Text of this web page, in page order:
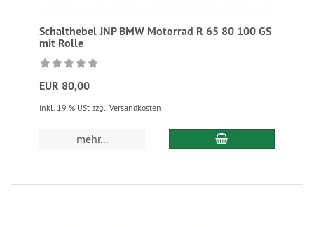
Schalthebel JNP BMW Motorrad R 65 80 100 GS
mit Rolle
EUR 80,00
inkl. 19 % USt zzgl. Versandkosten
mehr...